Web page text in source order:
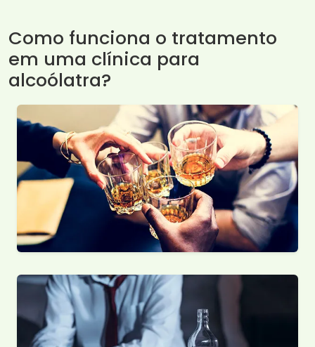
Como funciona o tratamento
em uma clínica para
alcoólatra?